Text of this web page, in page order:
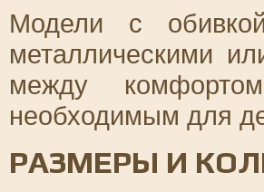
Модели с
металлическими
между
необходимым для
РАЗМЕРЫ И